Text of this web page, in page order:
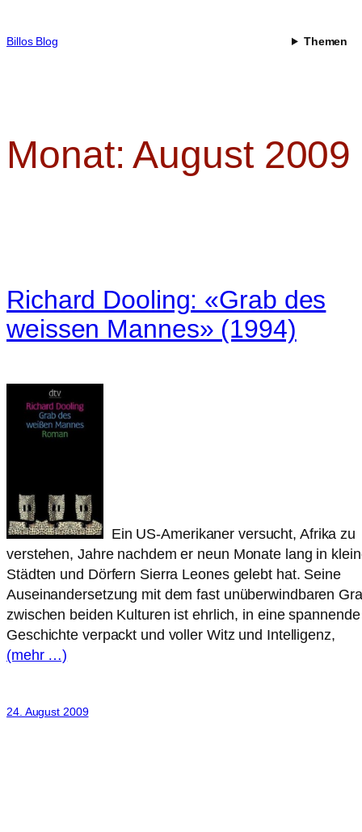
springen
Billos Blog Themen
Monat:August 2009
Richard Dooling: «Grab des
weissen Mannes» (1994)
Ein US-Amerikaner versucht, Afrika zu
verstehen, Jahre nachdem er neun Monate lang in
Städten und Dörfern Sierra Leones gelebt hat. Seine
Auseinandersetzung mit dem fast unüberwindbaren
zwischen beiden Kulturen ist ehrlich, in eine spannende
Geschichte verpackt und voller Witz und Intelligenz,
(mehr …)
24. August 2009